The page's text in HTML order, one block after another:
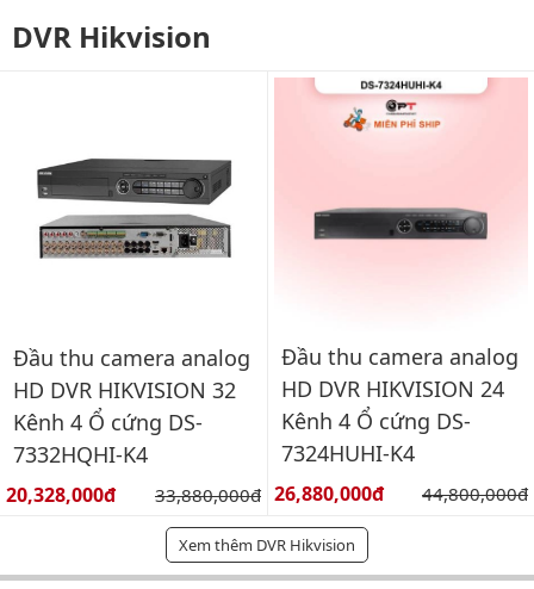
DVR Hikvision
Đầu thu camera analog
HD DVR HIKVISION 32
Kênh 4 Ổ cứng DS-
7332HQHI-K4
Giá bán:
20,328,000đ Giá gốc:
33,880,000đ
Đầu thu camera analog
HD DVR HIKVISION 24
Kênh 4 Ổ cứng DS-
7324HUHI-K4
Giá bán:
26,880,000đ Giá gốc:
44,800,000đ
Xem thêm DVR Hikvision